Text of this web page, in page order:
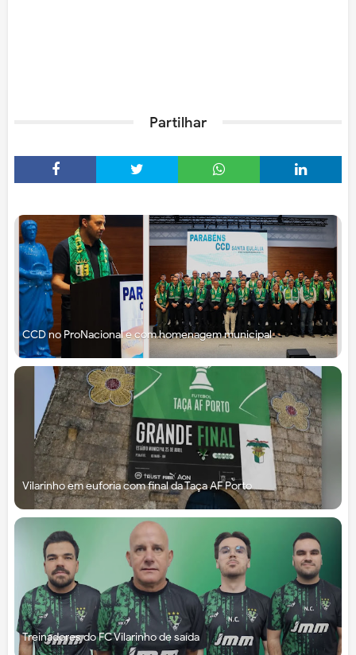
Partilhar
CCD no ProNacional e com homenagem municipal
Vilarinho em euforia com final da Taça AF Porto
Treinadores do FC Vilarinho de saída